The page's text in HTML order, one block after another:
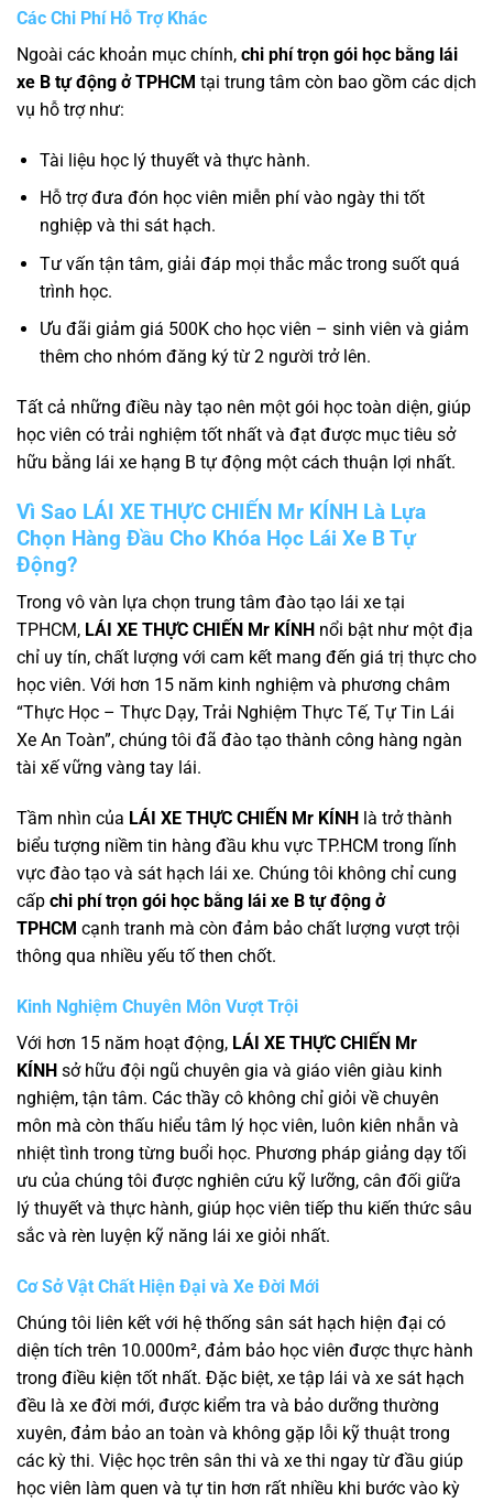
Các Chi Phí Hỗ Trợ Khác
Ngoài các khoản mục chính, chi phí trọn gói học bằng lái
xe B tự động ở TPHCM tại trung tâm còn bao gồm các dịch
vụ hỗ trợ như:
Tài liệu học lý thuyết và thực hành.
Hỗ trợ đưa đón học viên miễn phí vào ngày thi tốt
nghiệp và thi sát hạch.
Tư vấn tận tâm, giải đáp mọi thắc mắc trong suốt quá
trình học.
Ưu đãi giảm giá 500K cho học viên – sinh viên và giảm
thêm cho nhóm đăng ký từ 2 người trở lên.
Tất cả những điều này tạo nên một gói học toàn diện, giúp
học viên có trải nghiệm tốt nhất và đạt được mục tiêu sở
hữu bằng lái xe hạng B tự động một cách thuận lợi nhất.
Vì Sao LÁI XE THỰC CHIẾN Mr KÍNH Là Lựa
Chọn Hàng Đầu Cho Khóa Học Lái Xe B Tự
Động?
Trong vô vàn lựa chọn trung tâm đào tạo lái xe tại
TPHCM, LÁI XE THỰC CHIẾN Mr KÍNH nổi bật như một địa
chỉ uy tín, chất lượng với cam kết mang đến giá trị thực cho
học viên. Với hơn 15 năm kinh nghiệm và phương châm
“Thực Học – Thực Dạy, Trải Nghiệm Thực Tế, Tự Tin Lái
Xe An Toàn”, chúng tôi đã đào tạo thành công hàng ngàn
tài xế vững vàng tay lái.
Tầm nhìn của LÁI XE THỰC CHIẾN Mr KÍNH là trở thành
biểu tượng niềm tin hàng đầu khu vực TP.HCM trong lĩnh
vực đào tạo và sát hạch lái xe. Chúng tôi không chỉ cung
cấp chi phí trọn gói học bằng lái xe B tự động ở
TPHCM cạnh tranh mà còn đảm bảo chất lượng vượt trội
thông qua nhiều yếu tố then chốt.
Kinh Nghiệm Chuyên Môn Vượt Trội
Với hơn 15 năm hoạt động, LÁI XE THỰC CHIẾN Mr
KÍNH sở hữu đội ngũ chuyên gia và giáo viên giàu kinh
nghiệm, tận tâm. Các thầy cô không chỉ giỏi về chuyên
môn mà còn thấu hiểu tâm lý học viên, luôn kiên nhẫn và
nhiệt tình trong từng buổi học. Phương pháp giảng dạy tối
ưu của chúng tôi được nghiên cứu kỹ lưỡng, cân đối giữa
lý thuyết và thực hành, giúp học viên tiếp thu kiến thức sâu
sắc và rèn luyện kỹ năng lái xe giỏi nhất.
Cơ Sở Vật Chất Hiện Đại và Xe Đời Mới
Chúng tôi liên kết với hệ thống sân sát hạch hiện đại có
diện tích trên 10.000m², đảm bảo học viên được thực hành
trong điều kiện tốt nhất. Đặc biệt, xe tập lái và xe sát hạch
đều là xe đời mới, được kiểm tra và bảo dưỡng thường
xuyên, đảm bảo an toàn và không gặp lỗi kỹ thuật trong
các kỳ thi. Việc học trên sân thi và xe thi ngay từ đầu giúp
học viên làm quen và tự tin hơn rất nhiều khi bước vào kỳ